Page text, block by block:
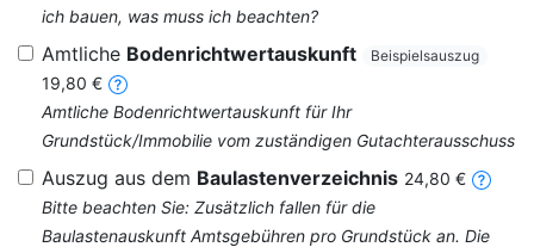
ich bauen, was muss ich beachten?
Amtliche Bodenrichtwertauskunft Beispielsauszug
19,80 €
Amtliche Bodenrichtwertauskunft für Ihr
Grundstück/Immobilie vom zuständigen Gutachterausschuss
Auszug aus dem Baulastenverzeichnis 24,80 €
Bitte beachten Sie: Zusätzlich fallen für die
Baulastenauskunft Amtsgebühren pro Grundstück an. Die